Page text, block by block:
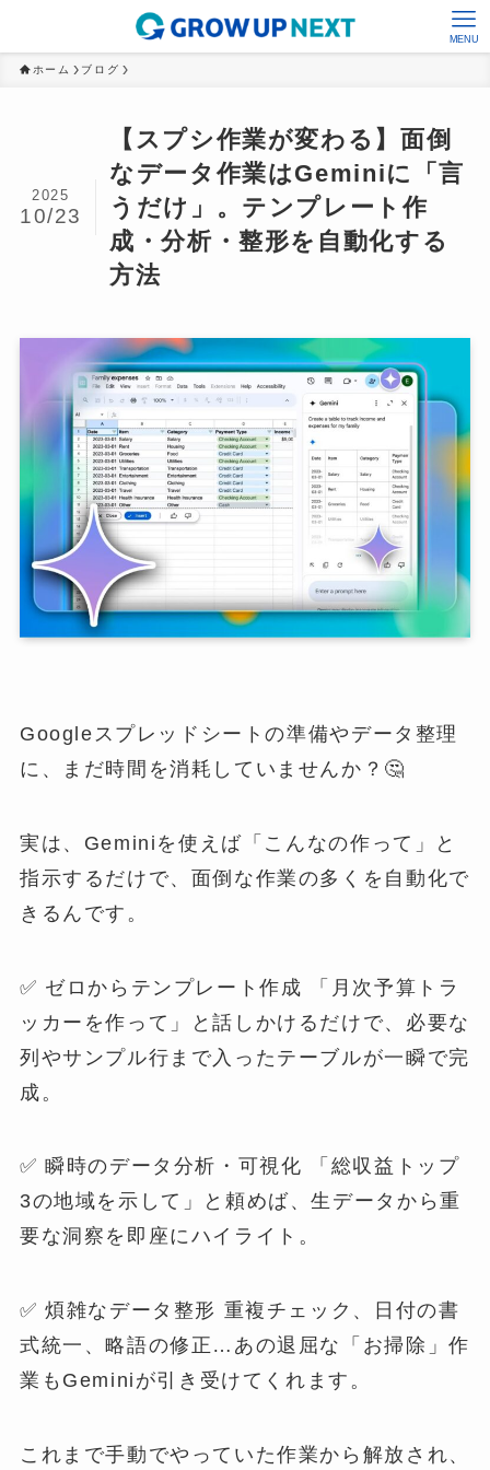
MENU
ホーム ブログ
【スプシ作業が変わる】面倒
なデータ作業はGeminiに「言
うだけ」。テンプレート作
成・分析・整形を自動化する
方法
2025
10/23
Googleスプレッドシートの準備やデータ整理
に、まだ時間を消耗していませんか？🤔
実は、Geminiを使えば「こんなの作って」と
指示するだけで、面倒な作業の多くを自動化で
きるんです。
✅ ゼロからテンプレート作成 「月次予算トラ
ッカーを作って」と話しかけるだけで、必要な
列やサンプル行まで入ったテーブルが一瞬で完
成。
✅ 瞬時のデータ分析・可視化 「総収益トップ
3の地域を示して」と頼めば、生データから重
要な洞察を即座にハイライト。
✅ 煩雑なデータ整形 重複チェック、日付の書
式統一、略語の修正…あの退屈な「お掃除」作
業もGeminiが引き受けてくれます。
これまで手動でやっていた作業から解放され、